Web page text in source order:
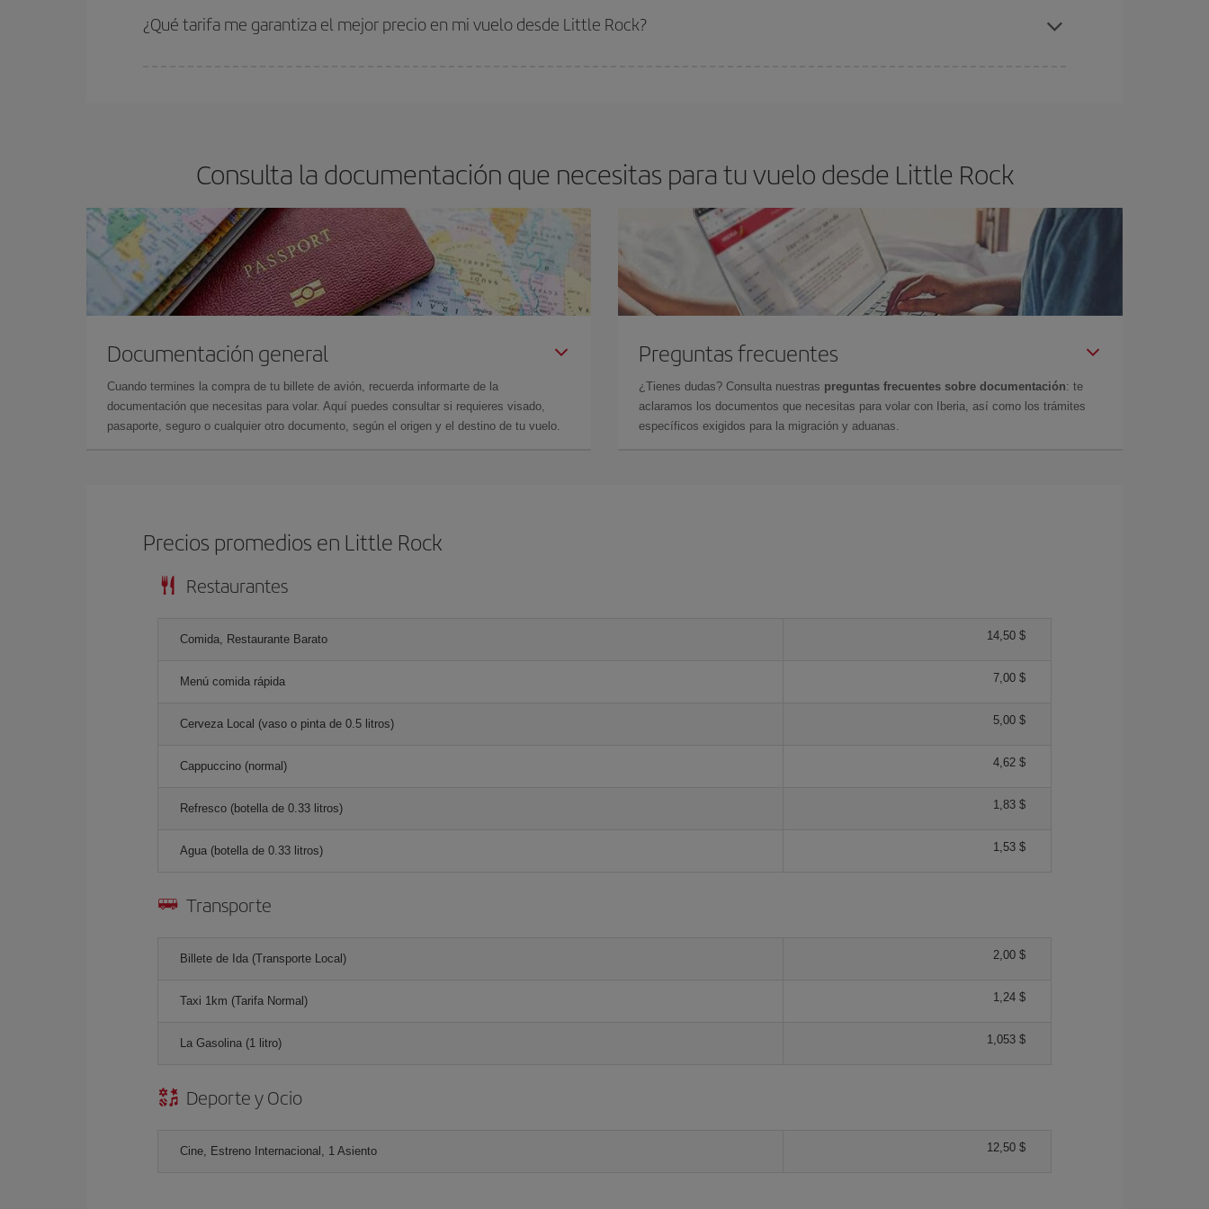
estén disponibles o se vayan agotando. Por eso, comprar con antelación es
fundamental para conseguir
¿Qué tarifa me garantiza el mejor precio en mi vuelo desde Little Rock?
Consulta la documentación que necesitas para tu vuelo desde Little Rock
Documentación general
Cuando termines la compra de tu billete de avión, recuerda informarte de la
documentación que necesitas para volar. Aquí puedes consultar si requieres visado,
pasaporte, seguro o cualquier otro documento, según el origen y el destino de tu vuelo.
Preguntas frecuentes
¿Tienes dudas? Consulta nuestras preguntas frecuentes sobre documentación: te
aclaramos los documentos que necesitas para volar con Iberia, así como los trámites
específicos exigidos para la migración y aduanas.
Precios promedios en Little Rock
Restaurantes
Comida, Restaurante Barato 14,50 $
Menú comida rápida 7,00 $
Cerveza Local (vaso o pinta de 0.5 litros) 5,00 $
Cappuccino (normal) 4,62 $
Refresco (botella de 0.33 litros) 1,83 $
Agua (botella de 0.33 litros) 1,53 $
Transporte
Billete de Ida (Transporte Local) 2,00 $
Taxi 1km (Tarifa Normal) 1,24 $
La Gasolina (1 litro) 1,053 $
Deporte y Ocio
Cine, Estreno Internacional, 1 Asiento 12,50 $